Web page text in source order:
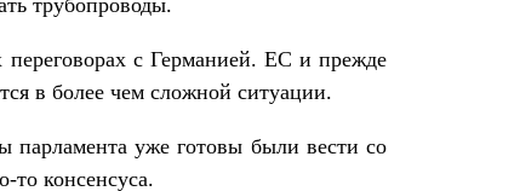
трубопроводы.
с Германией. ЕС и прежде
в более чем сложной ситуации.
уже готовы были вести со
то консенсуса.